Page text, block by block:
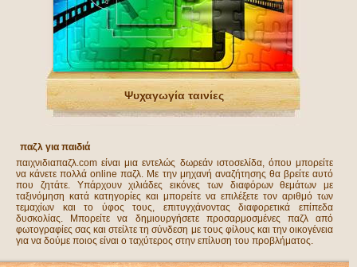
Ψυχαγωγία ταινίες
παζλ για παιδιά
παιχνιδιαπαζλ.com είναι μια εντελώς δωρεάν ιστοσελίδα, όπου μπορείτε
να κάνετε πολλά online παζλ. Με την μηχανή αναζήτησης θα βρείτε αυτό
που ζητάτε. Υπάρχουν χιλιάδες εικόνες των διαφόρων θεμάτων με
ταξινόμηση κατά κατηγορίες και μπορείτε να επιλέξετε τον αριθμό των
τεμαχίων και το ύφος τους, επιτυγχάνοντας διαφορετικά επίπεδα
δυσκολίας. Μπορείτε να δημιουργήσετε προσαρμοσμένες παζλ από
φωτογραφίες σας και στείλτε τη σύνδεση με τους φίλους και την οικογένεια
για να δούμε ποιος είναι ο ταχύτερος στην επίλυση του προβλήματος.